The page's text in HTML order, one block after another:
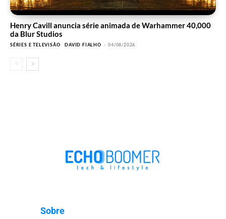
Henry Cavill anuncia série animada de Warhammer 40,000
da Blur Studios
SÉRIES E TELEVISÃO DAVID FIALHO - 04/08/2026
Sobre